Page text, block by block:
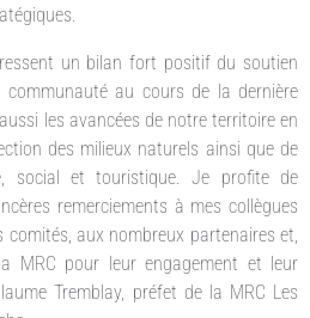
un bilan fort positif du soutien
au cours de la dernière
les avancées de notre territoire en
des milieux naturels ainsi que de
social et touristique. Je profite de
remerciements à mes collègues
comités, aux nombreux partenaires et,
MRC pour leur engagement et leur
Tremblay, préfet de la MRC Les